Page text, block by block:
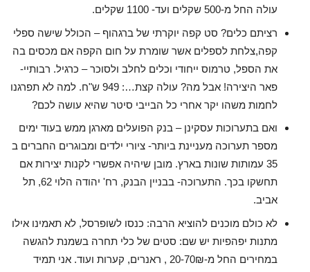
עולה החל מ-500 שקלים ועד- 1100 שקלים.
רציתם כלים? סט קפה יוקרתי של ברגהוף – הכולל שישה ספלי
קפה,צלחת לספלים אשר שומרת על חום הקפה אם מכסים בה
את הספל, טרמוס ייחודי וכלים לחלב ולסוכר – כרגיל. רבותיי-
פאר היצירה! אבל מה? עולה קצת…: 949 ש"ח. למה לא תפרגנו
לחמות משהו יקר אחרי כל הבייבי סיטר שהיא עושה לכם?
ואם בתערוכות עסקינן – בנק הפועלים מארגן ממש בעוד ימים
מספר תערוכה מעניינת ביותר- ציורי ילדים ומבוגרים החברים ב
35 עמותות שונות בארץ. מובן שיהיה אפשרי לקנות יצירות אם
תחשקו בכך. התערוכה- בבניין הבנק, רח' יהודה הלוי 62, תל
אביב.
לא כולם מוכנים להוציא הרבה: כנסו לשופרסל, לא תאמינו אילו
מתנות יפהפיות יש שם: סטים של כלי תחרה בשמנת להגשה
במחירים החל מ-20-70₪ , ראנרים, קערות ועוד. אני תמיד